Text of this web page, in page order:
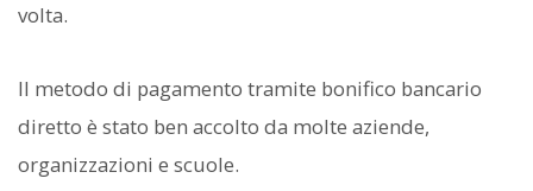
volta.
Il metodo di pagamento tramite bonifico bancario
diretto è stato ben accolto da molte aziende,
organizzazioni e scuole.